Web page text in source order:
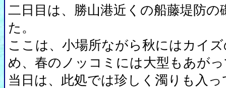
二日目は、勝山港近くの船藤堤防
た。
ここは、小場所ながら秋にはカイ
め、春のノッコミには大型もあが
当日は、此処では珍しく濁りも入